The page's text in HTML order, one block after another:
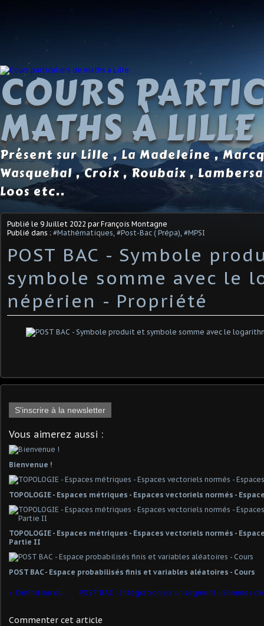
COURS
MATHS À LILLE
Présent sur Lille , La Madeleine ,
Wasquehal , Croix , Roubaix ,
Loos etc..
Publié le 9 Juillet 2022 par François Montagne
Publié dans : #Mathématiques #Post-Bac ( Prépa) #MPSI
POST BAC - Symbole
symbole somme avec le
népérien - Propriété
S'inscrire à la newsletter
Vous aimerez aussi :
Bienvenue !
TOPOLOGIE - Espaces métriques - Espaces vectoriels normés -
TOPOLOGIE - Espaces métriques - Espaces vectoriels normés -
Partie II
POST BAC - Espace probabilisés finis et variables aléatoires - Cours
Définition du mot "canonique"
Commenter cet article